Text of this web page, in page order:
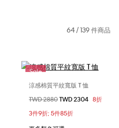
64 / 139 件商品
Sale
選擇您的尺碼
XXS
XS
L
涼感棉質平紋寬版 T 恤
價格扣減從
TWD 2880至
TWD 2304 8折
3件9折; 5件85折